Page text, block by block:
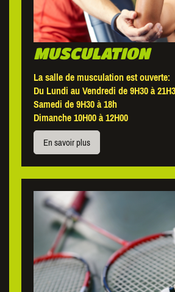
MUSCULATION
La salle de musculation est ouverte:
Du Lundi au Vendredi de 9H30 à
Samedi de 9H30 à 18h
Dimanche 10H00 à 12H00
En savoir plus